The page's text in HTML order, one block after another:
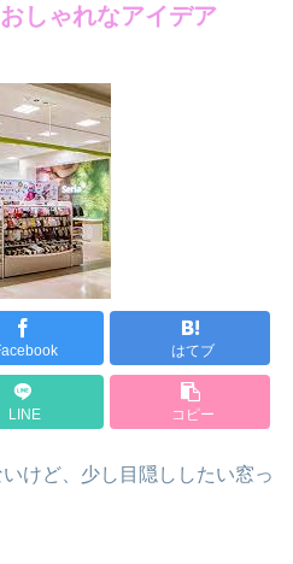
しゃれなアイデア
はてブ
LINE コピー
けど、少し目隠ししたい窓っ